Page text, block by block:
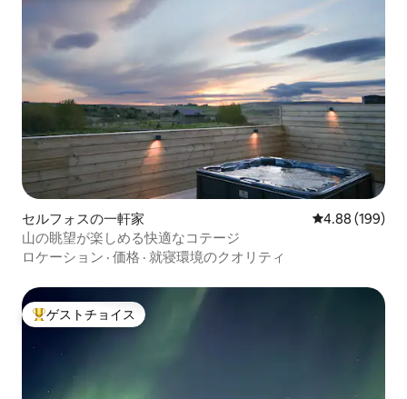
セルフォスの一軒家 レビュー199
4.88 (199)
山の眺望が楽しめる快適なコテージ
ロケーション · 価格 · 就寝環境のクオリティ
大好評のゲストチョイスです。
ゲストチョイス